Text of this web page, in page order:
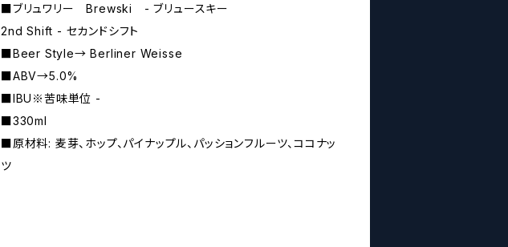
■ブリュワリー Brewski - ブリュースキー
2nd Shift - セカンドシフト
■Beer Style→ Berliner Weisse
■ABV→5.0%
■IBU※苦味単位 -
■330ml
■原材料: 麦芽、ホップ、パイナップル、パッションフルーツ、ココナッ
ツ